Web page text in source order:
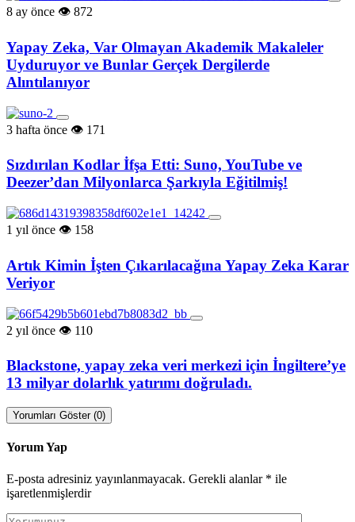
8 ay önce 872
Yapay Zeka, Var Olmayan Akademik Makaleler
Uyduruyor ve Bunlar Gerçek Dergilerde
Alıntılanıyor
3 hafta önce 171
Sızdırılan Kodlar İfşa Etti: Suno, YouTube ve
Deezer’dan Milyonlarca Şarkıyla Eğitilmiş!
1 yıl önce 158
Artık Kimin İşten Çıkarılacağına Yapay Zeka Karar
Veriyor
2 yıl önce 110
Blackstone, yapay zeka veri merkezi için İngiltere’ye
13 milyar dolarlık yatırımı doğruladı.
Yorumları Göster (0)
Yorum Yap
E-posta adresiniz yayınlanmayacak. Gerekli alanlar * ile
işaretlenmişlerdir